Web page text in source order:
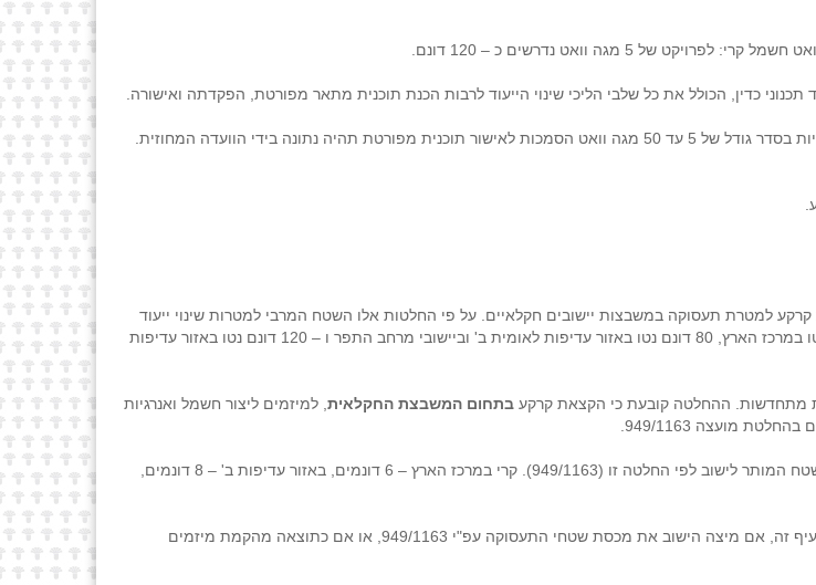
כדין, הכולל את כל שלבי הליכי שינוי הייעוד לרבות הכנת תוכנית מתאר מפורטת, הפקדתה ואישורה.
על פי תוכנית מתאר ארצית (תמ"א 10), הקובעת את הכללים בדבר הקמת חוות סולאריות בסדר גודל של 5 עד 50 מגה וואט הסמכות לאישור תוכנית מפורטת תהיה נתונה בידי הוועדה המחוזית.
1163 המעדכנת אותה, דנות בהחכרת קרקע למטרת תעסוקה במשבצות יישובים חקלאיים. על פי החלטות אלו השטח המרבי למטרות שינוי ייעוד
במקרקעין חקלאים לצרכי תעסוקה, מסחר, תעשייה, נופש, אחסנה וכד' יהיה 60 דונם נטו במרכז הארץ, 80 דונם נטו באזור עדיפות לאומית ב' וביישובי מרחב התפר ו – 120 דונם נטו באזור עדיפות
בתחום המשבצת החקלאית , למיזמים ליצור חשמל ואנרגיות
מועצה 949/1163.
לעניין החלטה 949/1163, יובא בחשבון עד 10% משטח הפרויקט ולא יותר מ-10% מהשטח המותר לישוב לפי החלטה זו (949/1163). קרי במרכז הארץ – 6 דונמים, באזור עדיפות ב' – 8 דונמים,
בסמכות ועדת המשנה של מועצת מקרקעי ישראל לאשר חריגה מהשטח המותר עפ"י סעיף זה, אם מיצה הישוב את מכסת שטחי התעסוקה עפ"י 949/1163, או אם כתוצאה מהקמת מיזמים